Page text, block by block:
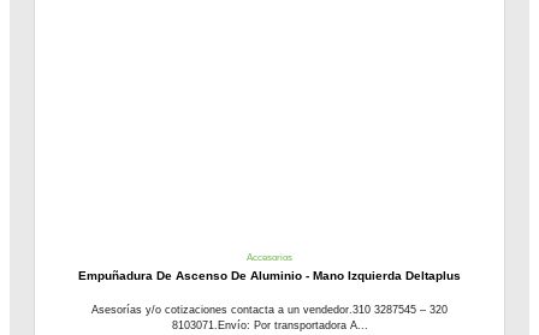
Accesorios
Empuñadura De Ascenso De Aluminio - Mano Izquierda Deltaplus
Asesorías y/o cotizaciones contacta a un vendedor.310 3287545 – 320
8103071.Envío: Por transportadora A...